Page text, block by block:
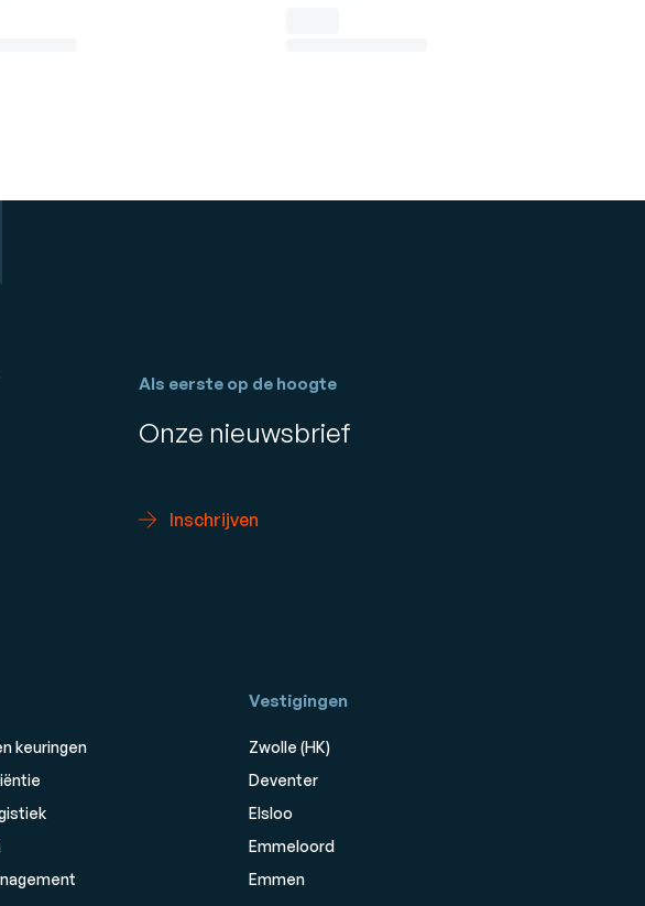
Als eerste op de hoogte
Onze nieuwsbrief
Inschrijven
keuringen
Vestigingen
Zwolle (HK)
Deventer
Elsloo
Emmeloord
Emmen